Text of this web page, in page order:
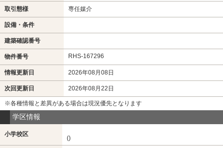
取引態様 専任媒介
設備・条件
建築確認番号
物件番号 RHS-167296
情報更新日 2026年08月08日
次回更新日 2026年08月22日
※各種情報と差異がある場合は現況優先となります
学区情報
小学校区
()